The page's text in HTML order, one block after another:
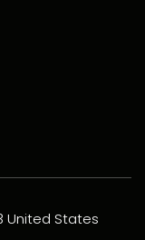
United States